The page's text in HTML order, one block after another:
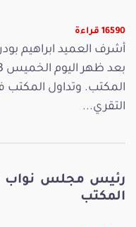
16590 قراءة
أشرف العميد ابراهيم
المكتب. وتداول
التقري...
رئيس مجلس نواب
المكتب